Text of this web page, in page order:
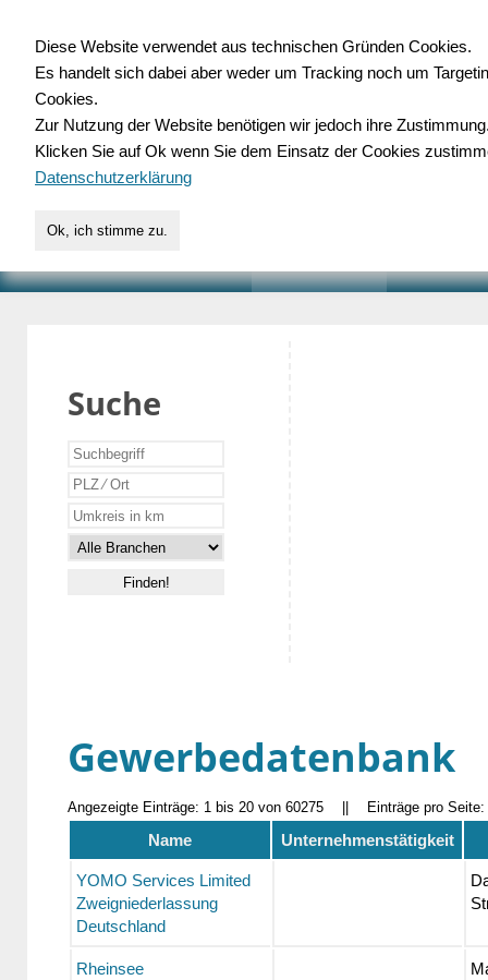
für Handwerk,
Suche
Gewerbedatenbank
Angezeigte Einträge: 1 bis 20 von 60275 Einträge pro Seite:
Name Unternehmenstätigkeit
YOMO Services Limited
Zweigniederlassung
Deutschland
Rheinsee
Diese Website verwendet aus technischen Gründen Cookies.
Es handelt sich dabei aber weder um Tracking noch um
Cookies.
Zur Nutzung der Website benötigen wir jedoch ihre
Klicken Sie auf Ok wenn Sie dem Einsatz der Cookies
Datenschutzerklärung
Ok, ich stimme zu.